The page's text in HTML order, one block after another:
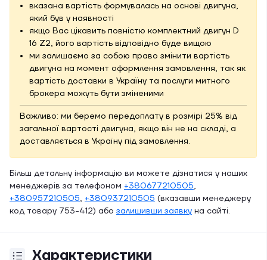
вказана вартість формувалась на основі двигуна,
який був у наявності
якщо Вас цікавить повністю комплектний двигун D
16 Z2, його вартість відповідно буде вищою
ми залишаємо за собою право змінити вартість
двигуна на момент оформлення замовлення, так як
вартість доставки в Україну та послуги митного
брокера можуть бути зміненими
Важливо: ми беремо передоплату в розмірі 25% від
загальної вартості двигуна, якщо він не на складі, а
доставляється в Україну під замовлення.
Більш детальну інформацію ви можете дізнатися у наших
менеджерів за телефоном +380677210505,
+380957210505, +380937210505 (вказавши менеджеру
код товару 753-412) або залишивши заявку на сайті.
Характеристики